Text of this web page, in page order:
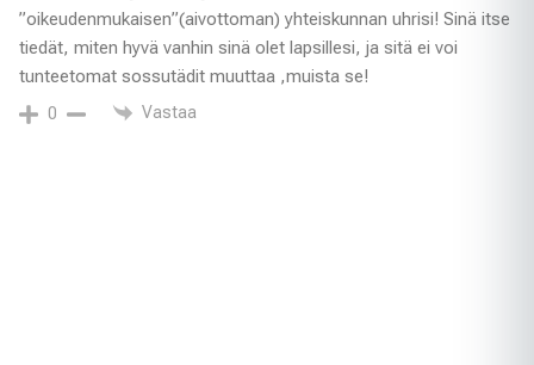
”oikeudenmukaisen”(aivottoman) yhteiskunnan uhrisi! Sinä itse
tiedät, miten hyvä vanhin sinä olet lapsillesi, ja sitä ei voi
tunteetomat sossutädit muuttaa ,muista se!
0 Vastaa